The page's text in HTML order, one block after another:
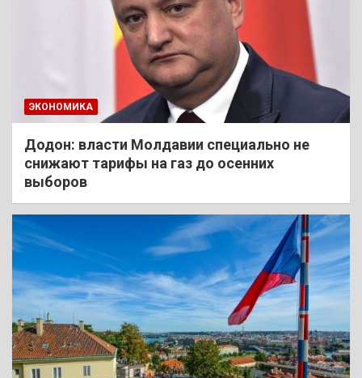
ЭКОНОМИКА
Додон: власти Молдавии специально не
снижают тарифы на газ до осенних
выборов